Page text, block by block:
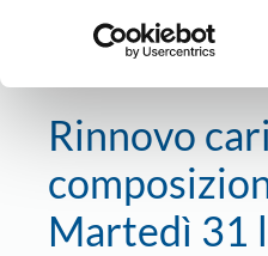
Rinnovo
Martedì 31